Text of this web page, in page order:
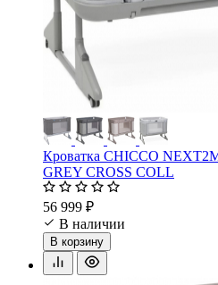
Кроватка CHICCO
GREY CROSS COLL
56 999 ₽
В наличии
В корзину